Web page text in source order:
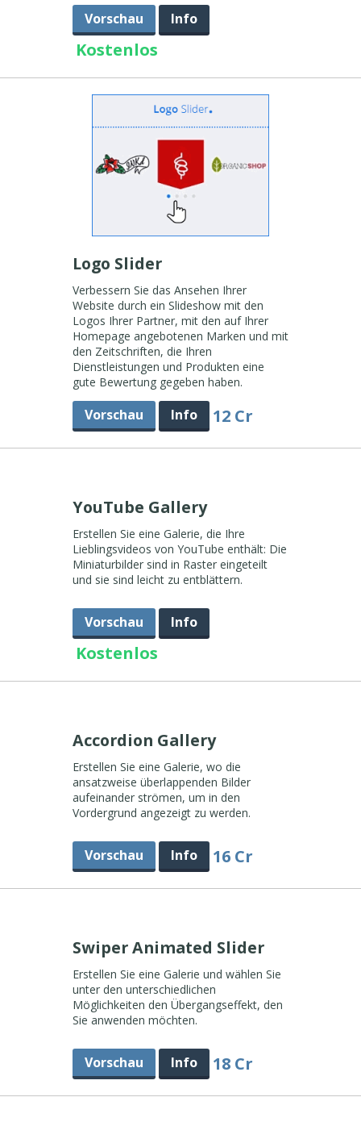
Vorschau Info
Kostenlos
Logo Slider
Verbessern Sie das Ansehen Ihrer
Website durch ein Slideshow mit den
Logos Ihrer Partner, mit den auf Ihrer
Homepage angebotenen Marken und mit
den Zeitschriften, die Ihren
Dienstleistungen und Produkten eine
gute Bewertung gegeben haben.
Vorschau Info 12 Cr
YouTube Gallery
Erstellen Sie eine Galerie, die Ihre
Lieblingsvideos von YouTube enthält: Die
Miniaturbilder sind in Raster eingeteilt
und sie sind leicht zu entblättern.
Vorschau Info
Kostenlos
Accordion Gallery
Erstellen Sie eine Galerie, wo die
ansatzweise überlappenden Bilder
aufeinander strömen, um in den
Vordergrund angezeigt zu werden.
Vorschau Info 16 Cr
Swiper Animated Slider
Erstellen Sie eine Galerie und wählen Sie
unter den unterschiedlichen
Möglichkeiten den Übergangseffekt, den
Sie anwenden möchten.
Vorschau Info 18 Cr